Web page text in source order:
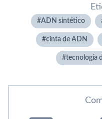
ADN sintético
cinta de ADN
tecnología